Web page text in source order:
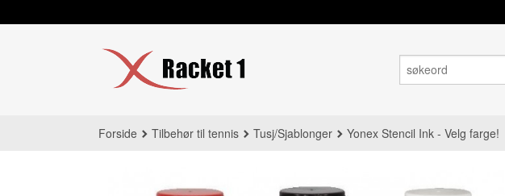
til
Forside Tilbehør til tennis Tusj/Sjablonger Yonex Stencil Ink - Velg farge!